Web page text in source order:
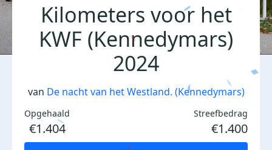
Kilometers voor het
KWF (Kennedymars)
2024
van De nacht van het Westland. (Kennedymars)
Opgehaald
€1.404
Streefbedrag
€1.400